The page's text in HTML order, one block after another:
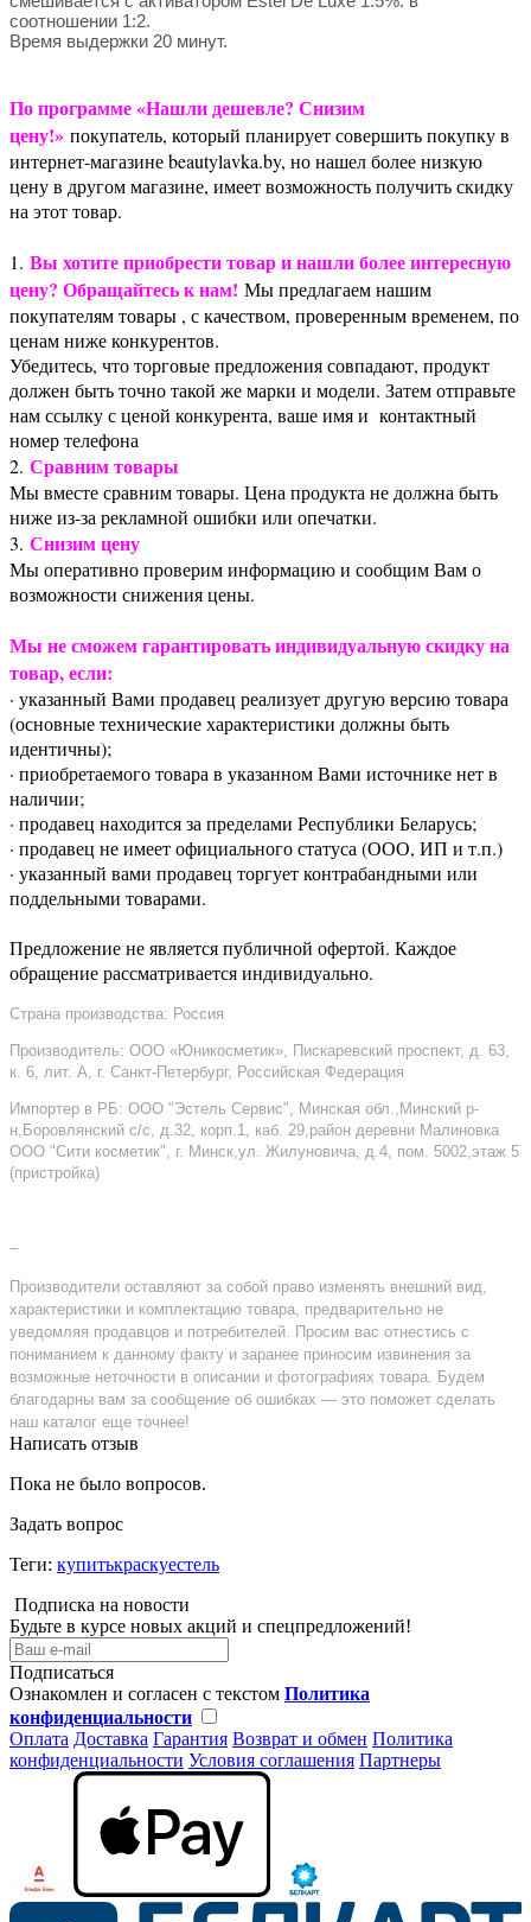
соотношении 1:2.
Время выдержки 20 минут.
По программе «Нашли дешевле? Снизим
цену!» покупатель, который планирует совершить покупку в
интернет-магазине beautylavka.by, но нашел более низкую
цену в другом магазине, имеет возможность получить скидку
на этот товар.
1. Вы хотите приобрести товар и нашли более интересную
цену? Обращайтесь к нам! Мы предлагаем нашим
покупателям товары , с качеством, проверенным временем, по
ценам ниже конкурентов.
Убедитесь, что торговые предложения совпадают, продукт
должен быть точно такой же марки и модели. Затем отправьте
нам ссылку с ценой конкурента, ваше имя и контактный
номер телефона
2. Сравним товары
Мы вместе сравним товары. Цена продукта не должна быть
ниже из-за рекламной ошибки или опечатки.
3. Снизим цену
Мы оперативно проверим информацию и сообщим Вам о
возможности снижения цены.
Мы не сможем гарантировать индивидуальную скидку на
товар, если:
· указанный Вами продавец реализует другую версию товара
(основные технические характеристики должны быть
идентичны);
· приобретаемого товара в указанном Вами источнике нет в
наличии;
· продавец находится за пределами Республики Беларусь;
· продавец не имеет официального статуса (ООО, ИП и т.п.)
· указанный вами продавец торгует контрабандными или
поддельными товарами.
Предложение не является публичной офертой. Каждое
обращение рассматривается индивидуально.
Страна производства: Россия
Производитель: ООО «Юникосметик», Пискаревский проспект, д. 63,
к. 6, лит. А, г. Санкт-Петербург, Российская Федерация
Импортер в РБ: ООО "Эстель Сервис", Минская обл.,Минский р-
н,Боровлянский с/с, д.32, корп.1, каб. 29,район деревни Малиновка
ООО "Сити косметик", г. Минск,ул. Жилуновича, д.4, пом. 5002,этаж 5
(пристройка)
–
Производители оставляют за собой право изменять внешний вид,
характеристики и комплектацию товара, предварительно не
уведомляя продавцов и потребителей. Просим вас отнестись с
пониманием к данному факту и заранее приносим извинения за
возможные неточности в описании и фотографиях товара. Будем
благодарны вам за сообщение об ошибках — это поможет сделать
наш каталог еще точнее!
Написать отзыв
Пока не было вопросов.
Задать вопрос
Теги: купитькраскуестель
Подписка на новости
Будьте в курсе новых акций и спецпредложений!
Подписаться
Ознакомлен и согласен с текстом Политика
конфиденциальности
Оплата Доставка Гарантия Возврат и обмен Политика
конфиденциальности Условия соглашения Партнеры